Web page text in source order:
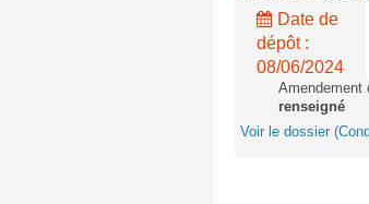
Date de
dépôt :
08/06/2024
Amendement
renseigné
Voir le dossier